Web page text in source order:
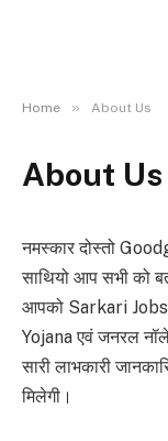
Home » About Us
About Us
नमस्कार दोस्तो
साथियो आप सभी को
आपको Sarkari
Yojana एवं जनरल
सारी लाभकारी
मिलेगी।